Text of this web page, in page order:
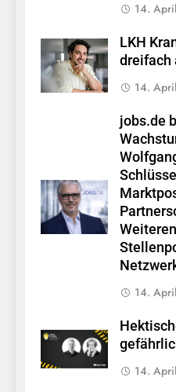
14.
LKH
dreifach
14.
jobs.de
14.
14.